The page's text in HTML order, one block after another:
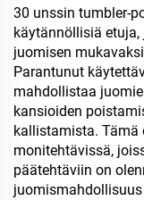
arkinpäivään ja
30 unssin tumbler-
käytännöllisiä
juomisen
Parantunut
mahdollistaa
kansioiden
kallistamista. Tämä
monitehtävissä,
päätehtäviin on